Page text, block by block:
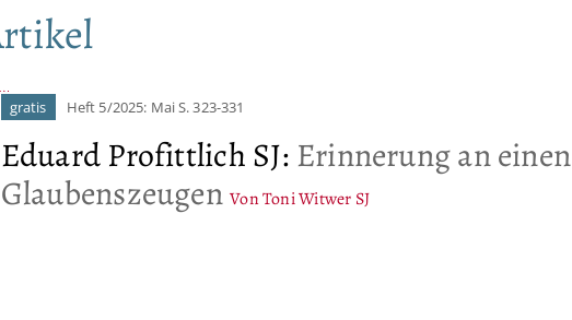
gratis Heft 5/2025: MaiS. 323-331
Eduard Profittlich SJ: Erinnerung an einen
Glaubenszeugen Von Toni Witwer SJ